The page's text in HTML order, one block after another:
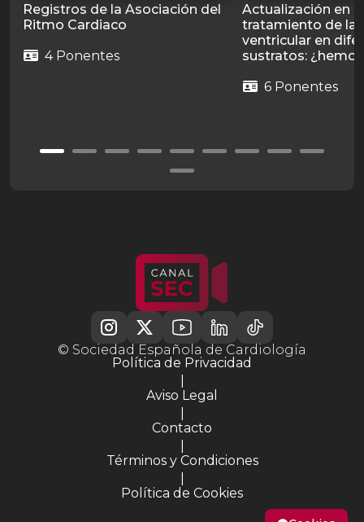
Registros de la Asociación del
Ritmo Cardiaco
4 Ponentes
Actualización en el
tratamiento de la
ventricular en
sustratos:
6 Ponentes
© Sociedad Española de Cardiología
Política de Privacidad
|
Aviso Legal
|
Contacto
|
Términos y Condiciones
|
Política de Cookies